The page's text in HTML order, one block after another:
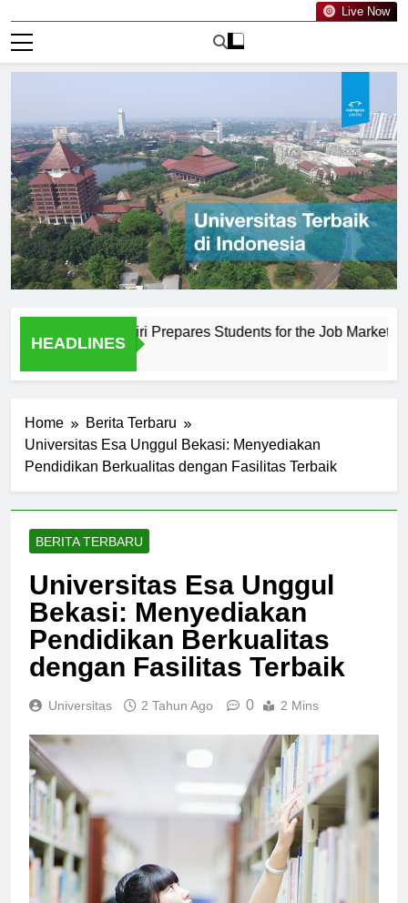
Live Now
HEADLINES
Kediri Prepares Students for the Job Market
Home
Berita Terbaru
Universitas Esa Unggul Bekasi: Menyediakan
Pendidikan Berkualitas dengan Fasilitas Terbaik
BERITA TERBARU
Universitas Esa Unggul
Bekasi: Menyediakan
Pendidikan Berkualitas
dengan Fasilitas Terbaik
Universitas 2 Tahun Ago 0 2 Mins